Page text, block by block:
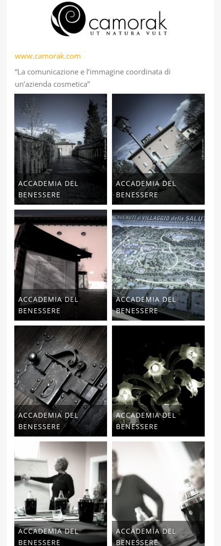
www.camorak.com
“La comunicazione e l’immagine coordinata di
un’azienda cosmetica”
ACCADEMIA DEL
BENESSERE
ACCADEMIA DEL
BENESSERE
ACCADEMIA DEL
BENESSERE
ACCADEMIA DEL
BENESSERE
ACCADEMIA DEL
BENESSERE
ACCADEMIA DEL
BENESSERE
ACCADEMIA DEL
BENESSERE
ACCADEMIA DEL
BENESSERE